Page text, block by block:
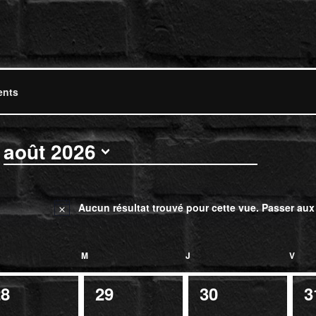
Notice
Aucun résultat trouvé pour cette vue. Passer aux
août 2026
Sélectionnez
une
MMERCREDI J V
0
29
0
30
0